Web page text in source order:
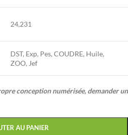
24,231
DST, Exp, Pes, COUDRE, Huile,
ZOO, Jef
conception numérisée, demander un
AU PANIER